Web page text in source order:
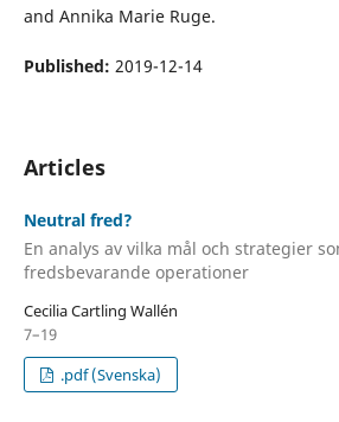
and Annika Marie Ruge.
Published: 2019-12-14
Articles
Neutral fred?
En analys av vilka mål och strategier
fredsbevarande operationer
Cecilia Cartling Wallén
7–19
.pdf (Svenska)